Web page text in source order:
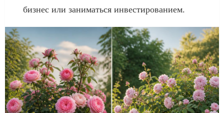
бизнес или заниматься инвестированием.